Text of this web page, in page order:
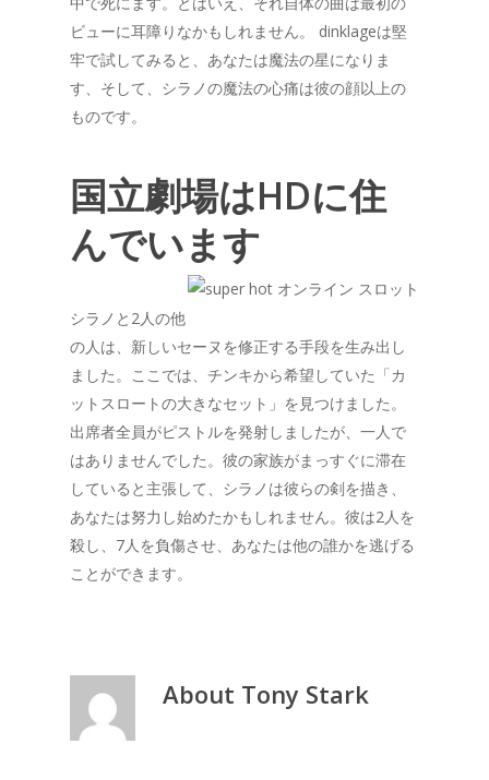
ビューに耳障りなかもしれません。 dinklageは堅
牢で試してみると、あなたは魔法の星になりま
す、そして、シラノの魔法の心痛は彼の顔以上の
ものです。
国立劇場はHDに住
んでいます
シラノと2人の他
の人は、新しいセーヌを修正する手段を生み出し
ました。ここでは、チンキから希望していた「カ
ットスロートの大きなセット」を見つけました。
出席者全員がピストルを発射しましたが、一人で
はありませんでした。彼の家族がまっすぐに滞在
していると主張して、シラノは彼らの剣を描き、
あなたは努力し始めたかもしれません。彼は2人を
殺し、7人を負傷させ、あなたは他の誰かを逃げる
ことができます。
About Tony Stark